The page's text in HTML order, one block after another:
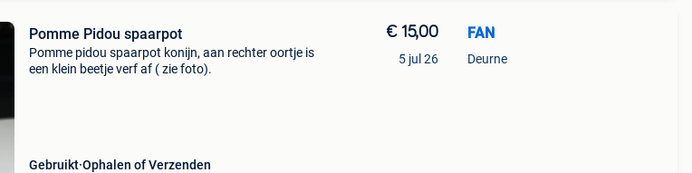
Pomme Pidou spaarpot
Pomme pidou spaarpot konijn, aan rechter oortje is
een klein beetje verf af ( zie foto).
Gebruikt Ophalen of Verzenden
€ 15,00
5 jul 26
FAN
Deurne